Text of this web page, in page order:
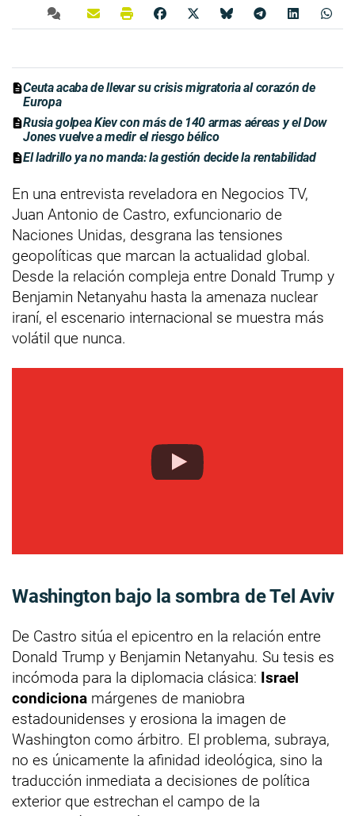
Ceuta acaba de llevar su crisis migratoria al corazón de
Europa
Rusia golpea Kiev con más de 140 armas aéreas y el Dow
Jones vuelve a medir el riesgo bélico
El ladrillo ya no manda: la gestión decide la rentabilidad
En una entrevista reveladora en Negocios TV,
Juan Antonio de Castro, exfuncionario de
Naciones Unidas, desgrana las tensiones
geopolíticas que marcan la actualidad global.
Desde la relación compleja entre Donald Trump y
Benjamin Netanyahu hasta la amenaza nuclear
iraní, el escenario internacional se muestra más
volátil que nunca.
Washington bajo la sombra de Tel Aviv
De Castro sitúa el epicentro en la relación entre
Donald Trump y Benjamin Netanyahu. Su tesis es
incómoda para la diplomacia clásica: Israel
condiciona márgenes de maniobra
estadounidenses y erosiona la imagen de
Washington como árbitro. El problema, subraya,
no es únicamente la afinidad ideológica, sino la
traducción inmediata a decisiones de política
exterior que estrechan el campo de la